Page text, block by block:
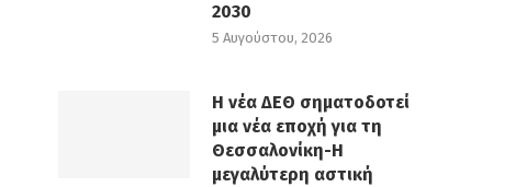
2030
5 Αυγούστου, 2026
Η νέα ΔΕΘ σηματοδοτεί
μια νέα εποχή για τη
Θεσσαλονίκη-Η
μεγαλύτερη αστική